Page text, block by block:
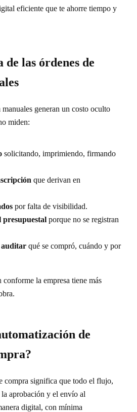
eficiente que te ahorre tiempo y
las órdenes de
generan un costo oculto
miden:
solicitando, imprimiendo, firmando
que derivan en
por falta de visibilidad.
porque no se registran
qué se compró, cuándo y por
conforme la empresa tiene más
de
compra significa que todo el flujo,
aprobación y el envío al
digital, con mínima